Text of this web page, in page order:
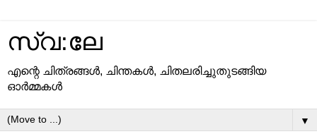
സ്വ:ലേ
എന്റെ ചിത്രങ്ങള്‍, ചിന്തകള്‍, ചിതലരിച്ചുതുടങ്ങിയ
ഓര്‍മ്മകള്‍
▼